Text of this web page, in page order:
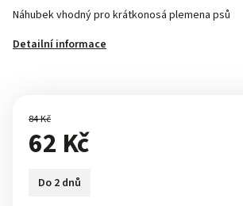
Náhubek vhodný pro krátkonosá plemena psů
Detailní informace
84 Kč
62 Kč
Do 2 dnů